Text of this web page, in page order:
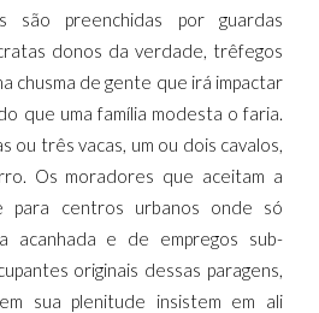
são preenchidas por guardas
donos da verdade, trêfegos
chusma de gente que irá impactar
que uma família modesta o faria.
ou três vacas, um ou dois cavalos,
Os moradores que aceitam a
para centros urbanos onde só
acanhada e de empregos sub-
originais dessas paragens,
sua plenitude insistem em ali